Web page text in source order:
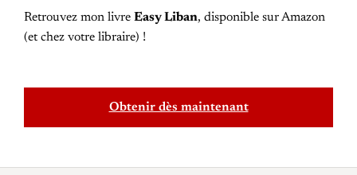
Retrouvez mon livre Easy Liban, disponible sur Amazon
(et chez votre libraire) !
Obtenir dès maintenant